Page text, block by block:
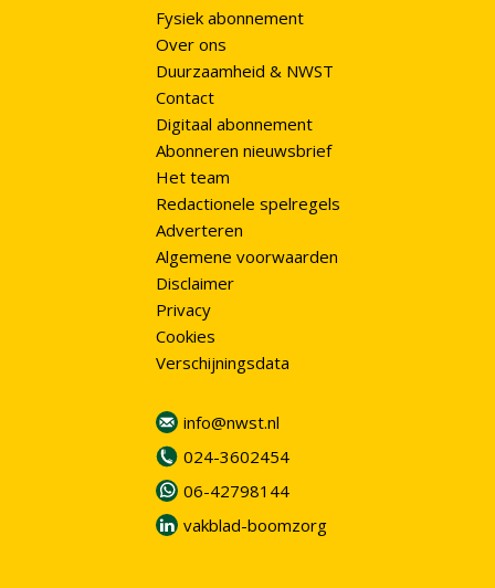
Fysiek abonnement
Over ons
Duurzaamheid & NWST
Contact
Digitaal abonnement
Abonneren nieuwsbrief
Het team
Redactionele spelregels
Adverteren
Algemene voorwaarden
Disclaimer
Privacy
Cookies
Verschijningsdata
info@nwst.nl
024-3602454
06-42798144
vakblad-boomzorg